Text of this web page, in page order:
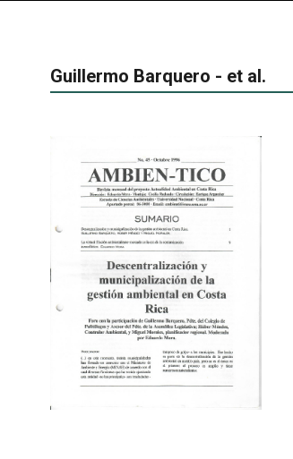
Guillermo Barquero - et al.